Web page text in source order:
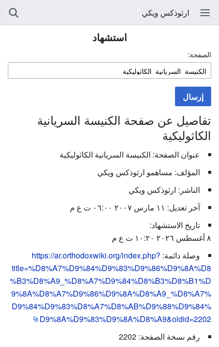
ارثوذكس ويكي
استشهاد
الصفحة:
إرسال
تفاصيل عن صفحة الكنيسة السريانية
الكاثوليكية
عنوان الصفحة: الكنيسة السريانية الكاثوليكية
المؤلف: مساهمو ارثوذكس ويكي
الناشر: ارثوذكس ويكي
آخر تعديل: ١١ مارس ٢٠٠٧ ٠٦:٠٠ ت ع م
تاريخ الاستشهاد:
٨ أغسطس ٢٠٢٦ ١٠:٢٠ ت ع م
وصلة دائمة: https://ar.orthodoxwiki.org/index.php?
title=%D8%A7%D9%84%D9%83%D9%86%D9%8A%D8
%B3%D8%A9_%D8%A7%D9%84%D8%B3%D8%B1%D
9%8A%D8%A7%D9%86%D9%8A%D8%A9_%D8%A7%
D9%84%D9%83%D8%A7%D8%AB%D9%88%D9%84%
D9%8A%D9%83%D9%8A%D8%A9&oldid=2202
رقم نسخة الصفحة: 2202